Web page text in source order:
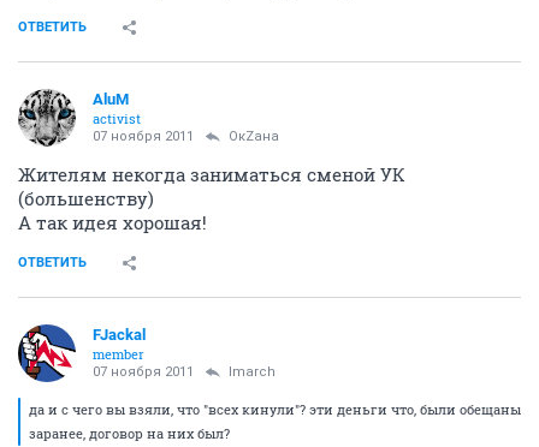
ОТВЕТИТЬ
AluM
activist
07 ноября 2011 ОкZана
Жителям некогда заниматься сменой УК
(большенству)
А так идея хорошая!
ОТВЕТИТЬ
FJackal
member
07 ноября 2011 lmarch
да и с чего вы взяли, что "всех кинули"? эти деньги что, были обещаны
заранее, договор на них был?